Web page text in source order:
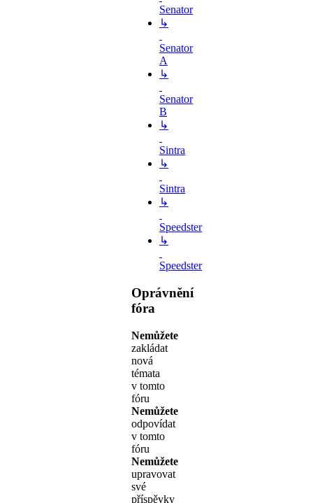
Senator
↳
Senator
A
↳
Senator
B
↳
Sintra
↳
Sintra
↳
Speedster
↳
Speedster
Oprávnění
fóra
Nemůžete
zakládat
nová
témata
v tomto
fóru
Nemůžete
odpovídat
v tomto
fóru
Nemůžete
upravovat
své
příspěvky